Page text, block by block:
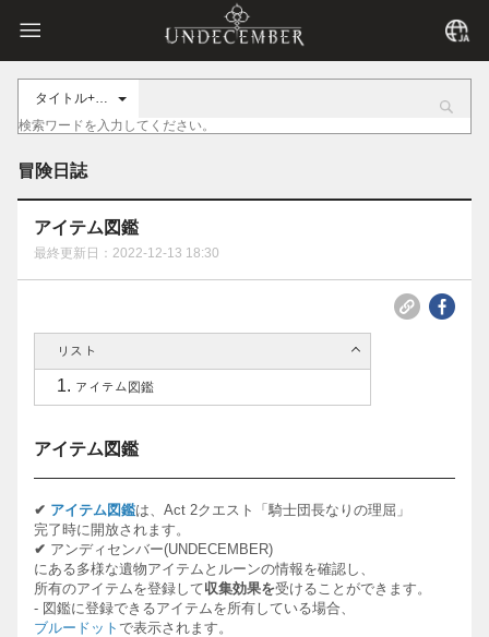
タイトル+内容
冒険日誌
アイテム図鑑
最終更新日：2022-12-13 18:30
リスト
アイテム図鑑
アイテム図鑑
✔ アイテム図鑑は、 Act 2クエスト「騎士団長なりの理屈 」
完了時に開放されます。
✔ アンディセンバー(UNDECEMBER)
にある多様な遺物アイテムとルー ンの情報を確認し、
所有のアイテムを登録して収集効果を受けることができます。
- 図鑑に登録できるアイテムを所有している場合、
ブルードット で表示されます。